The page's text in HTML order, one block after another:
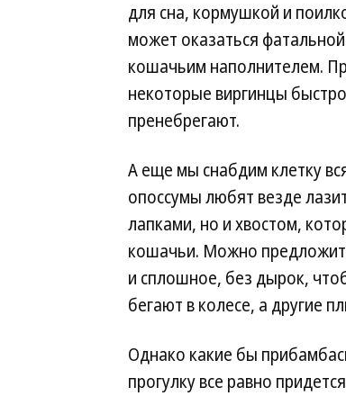
для сна, кормушкой и
может оказаться
кошачьим наполнителем.
некоторые виргинцы
пренебрегают.
А еще мы снабдим клетку
опоссумы любят везде
лапками, но и хвостом,
кошачьи. Можно
и сплошное, без дырок,
бегают в колесе, а другие
Однако какие бы
прогулку все равно